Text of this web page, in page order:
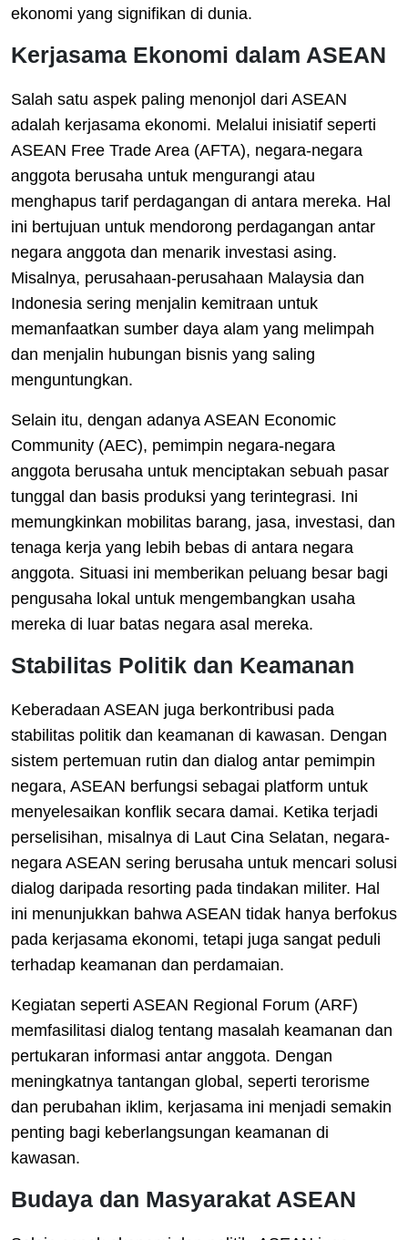
ekonomi yang signifikan di dunia.
Kerjasama Ekonomi dalam ASEAN
Salah satu aspek paling menonjol dari ASEAN
adalah kerjasama ekonomi. Melalui inisiatif seperti
ASEAN Free Trade Area (AFTA), negara-negara
anggota berusaha untuk mengurangi atau
menghapus tarif perdagangan di antara mereka. Hal
ini bertujuan untuk mendorong perdagangan antar
negara anggota dan menarik investasi asing.
Misalnya, perusahaan-perusahaan Malaysia dan
Indonesia sering menjalin kemitraan untuk
memanfaatkan sumber daya alam yang melimpah
dan menjalin hubungan bisnis yang saling
menguntungkan.
Selain itu, dengan adanya ASEAN Economic
Community (AEC), pemimpin negara-negara
anggota berusaha untuk menciptakan sebuah pasar
tunggal dan basis produksi yang terintegrasi. Ini
memungkinkan mobilitas barang, jasa, investasi, dan
tenaga kerja yang lebih bebas di antara negara
anggota. Situasi ini memberikan peluang besar bagi
pengusaha lokal untuk mengembangkan usaha
mereka di luar batas negara asal mereka.
Stabilitas Politik dan Keamanan
Keberadaan ASEAN juga berkontribusi pada
stabilitas politik dan keamanan di kawasan. Dengan
sistem pertemuan rutin dan dialog antar pemimpin
negara, ASEAN berfungsi sebagai platform untuk
menyelesaikan konflik secara damai. Ketika terjadi
perselisihan, misalnya di Laut Cina Selatan, negara-
negara ASEAN sering berusaha untuk mencari solusi
dialog daripada resorting pada tindakan militer. Hal
ini menunjukkan bahwa ASEAN tidak hanya berfokus
pada kerjasama ekonomi, tetapi juga sangat peduli
terhadap keamanan dan perdamaian.
Kegiatan seperti ASEAN Regional Forum (ARF)
memfasilitasi dialog tentang masalah keamanan dan
pertukaran informasi antar anggota. Dengan
meningkatnya tantangan global, seperti terorisme
dan perubahan iklim, kerjasama ini menjadi semakin
penting bagi keberlangsungan keamanan di
kawasan.
Budaya dan Masyarakat ASEAN